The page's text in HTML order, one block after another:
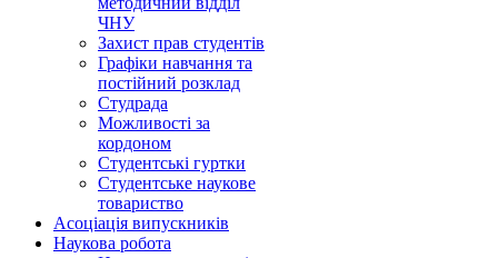
ЧНУ
Захист прав студентів
Графіки навчання та
постійний розклад
Студрада
Можливості за
кордоном
Студентські гуртки
Студентське наукове
товариство
Асоціація випускників
Наукова робота